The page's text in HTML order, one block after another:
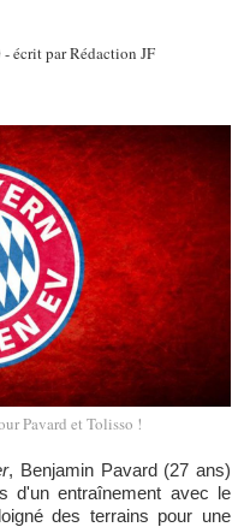
écrit par Rédaction JF
Pavard et Tolisso !
, Benjamin Pavard (27 ans)
d'un entraînement avec le
des terrains pour une